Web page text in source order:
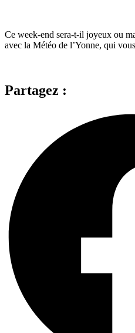
Ce week-end sera-t-il joyeux ou
avec la Météo de l’Yonne, qui
Partagez :